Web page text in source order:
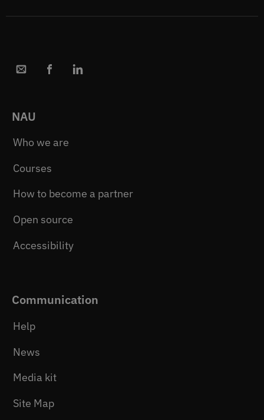
NAU
Who we are
Courses
How to become a partner
Open source
Accessibility
Communication
Help
News
Media kit
Site Map